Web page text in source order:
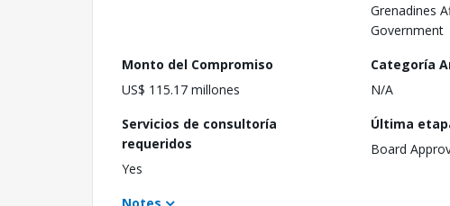
Grenadines
Government
Monto del Compromiso
US$ 115.17 millones
Categoría
N/A
Servicios de consultoría
requeridos
Yes
Última
Board
Notes